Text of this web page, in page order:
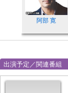
阿部 寛
出演予定／関連番組